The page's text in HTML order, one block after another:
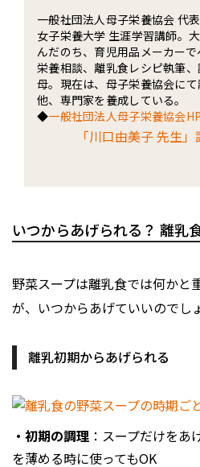
一般社団法人母子栄養協会 代
女子栄養大学 生涯学習講師。
んだのち、育児用品メーカー
栄養相談、離乳食レシピ執筆
母。現在は、母子栄養協会に
他、専門家を養成している。
◆一般社団法人母子栄養協会HP
「川口由美子 先生
いつからあげられる？ 離乳
野菜スープは離乳食では何かと
が、いつからあげていいのでし
離乳初期からあげられる
・初期の調理 ：スープだけをあ
を薄める時に使ってもOK